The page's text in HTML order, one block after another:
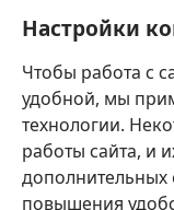
Настройки
Чтобы работа с
удобной, мы
технологии.
работы сайта, и
дополнительных
повышения
Пожертвования
в
новом
окне)
ОНЛАЙН-
(открывается
новом
окне)
JW Hub®
(открывается
в
новомJW Library ®